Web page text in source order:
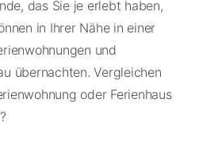
das Sie je erlebt haben,
in Ihrer Nähe in einer
und
übernachten. Vergleichen
oder Ferienhaus